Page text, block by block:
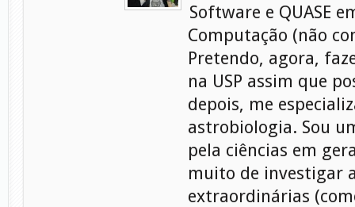
Software e QUASE
Computação (não
Pretendo, agora,
na USP assim que
depois, me
astrobiologia. Sou
pela ciências em
muito de investigar
extraordinárias